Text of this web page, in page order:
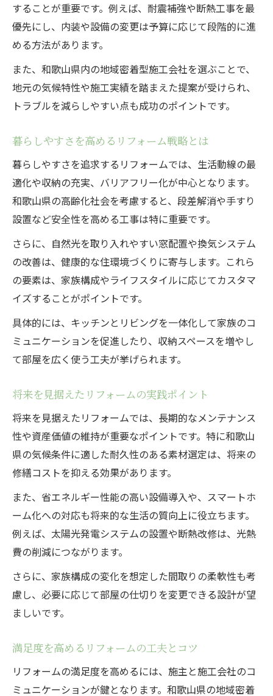
することが重要です。例えば、耐震補強や断熱工事を最
優先にし、内装や設備の変更は予算に応じて段階的に進
める方法があります。
また、和歌山県内の地域密着型施工会社を選ぶことで、
地元の気候特性や施工実績を踏まえた提案が受けられ、
トラブルを減らしやすい点も成功のポイントです。
暮らしやすさを高めるリフォーム戦略とは
暮らしやすさを追求するリフォームでは、生活動線の最
適化や収納の充実、バリアフリー化が中心となります。
和歌山県の高齢化社会を考慮すると、段差解消や手すり
設置など安全性を高める工事は特に重要です。
さらに、自然光を取り入れやすい窓配置や換気システム
の改善は、健康的な住環境づくりに寄与します。これら
の要素は、家族構成やライフスタイルに応じてカスタマ
イズすることがポイントです。
具体的には、キッチンとリビングを一体化して家族のコ
ミュニケーションを促進したり、収納スペースを増やし
て部屋を広く使う工夫が挙げられます。
将来を見据えたリフォームの実践ポイント
将来を見据えたリフォームでは、長期的なメンテナンス
性や資産価値の維持が重要なポイントです。特に和歌山
県の気候条件に適した耐久性のある素材選定は、将来の
修繕コストを抑える効果があります。
また、省エネルギー性能の高い設備導入や、スマートホ
ーム化への対応も将来的な生活の質向上に役立ちます。
例えば、太陽光発電システムの設置や断熱改修は、光熱
費の削減につながります。
さらに、家族構成の変化を想定した間取りの柔軟性も考
慮し、必要に応じて部屋の仕切りを変更できる設計が望
ましいです。
満足度を高めるリフォームの工夫とコツ
リフォームの満足度を高めるには、施主と施工会社のコ
ミュニケーションが鍵となります。和歌山県の地域密着